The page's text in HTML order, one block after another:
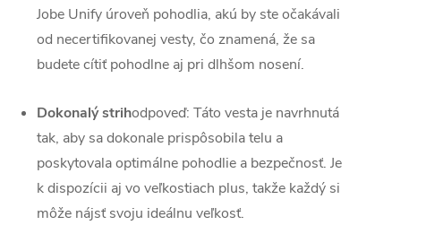
Jobe Unify úroveň pohodlia, akú by ste očakávali
od necertifikovanej vesty, čo znamená, že sa
budete cítiť pohodlne aj pri dlhšom nosení.
Dokonalý strihodpoveď: Táto vesta je navrhnutá
tak, aby sa dokonale prispôsobila telu a
poskytovala optimálne pohodlie a bezpečnosť. Je
k dispozícii aj vo veľkostiach plus, takže každý si
môže nájsť svoju ideálnu veľkosť.